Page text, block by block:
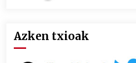
Azken txioak